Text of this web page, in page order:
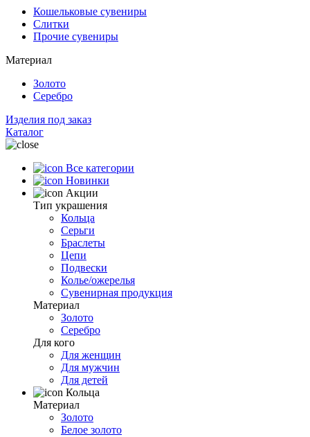
Кошельковые сувениры
Слитки
Прочие сувениры
Материал
Золото
Серебро
Изделия под заказ
Каталог
Все категории
Новинки
Акции
Тип украшения
Кольца
Серьги
Браслеты
Цепи
Подвески
Колье/ожерелья
Сувенирная продукция
Материал
Золото
Серебро
Для кого
Для женщин
Для мужчин
Для детей
Кольца
Материал
Золото
Белое золото